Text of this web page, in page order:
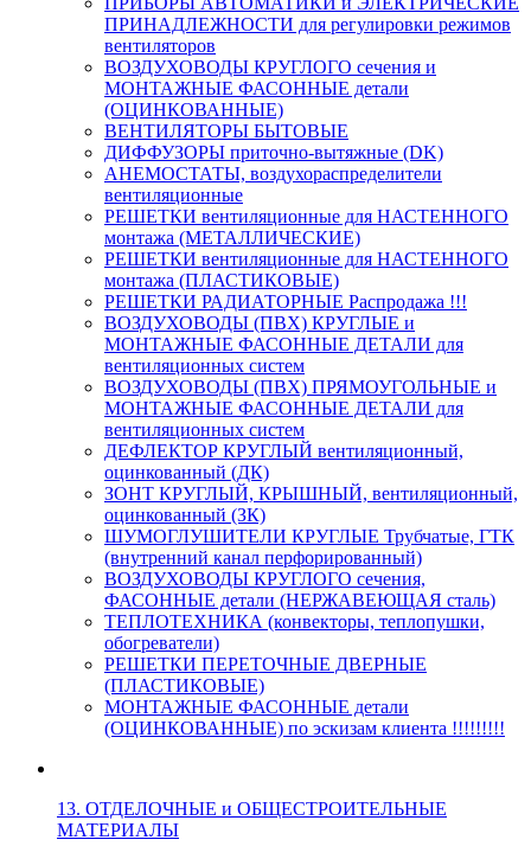
ПРИНАДЛЕЖНОСТИ для регулировки режимов
вентиляторов
ВОЗДУХОВОДЫ КРУГЛОГО сечения и
МОНТАЖНЫЕ ФАСОННЫЕ детали
(ОЦИНКОВАННЫЕ)
ВЕНТИЛЯТОРЫ БЫТОВЫЕ
ДИФФУЗОРЫ приточно-вытяжные (DK)
АНЕМОСТАТЫ, воздухораспределители
вентиляционные
РЕШЕТКИ вентиляционные для НАСТЕННОГО
монтажа (МЕТАЛЛИЧЕСКИЕ)
РЕШЕТКИ вентиляционные для НАСТЕННОГО
монтажа (ПЛАСТИКОВЫЕ)
РЕШЕТКИ РАДИАТОРНЫЕ Распродажа !!!
ВОЗДУХОВОДЫ (ПВХ) КРУГЛЫЕ и
МОНТАЖНЫЕ ФАСОННЫЕ ДЕТАЛИ для
вентиляционных систем
ВОЗДУХОВОДЫ (ПВХ) ПРЯМОУГОЛЬНЫЕ и
МОНТАЖНЫЕ ФАСОННЫЕ ДЕТАЛИ для
вентиляционных систем
ДЕФЛЕКТОР КРУГЛЫЙ вентиляционный,
оцинкованный (ДК)
ЗОНТ КРУГЛЫЙ, КРЫШНЫЙ, вентиляционный,
оцинкованный (ЗК)
ШУМОГЛУШИТЕЛИ КРУГЛЫЕ Трубчатые, ГТК
(внутренний канал перфорированный)
ВОЗДУХОВОДЫ КРУГЛОГО сечения,
ФАСОННЫЕ детали (НЕРЖАВЕЮЩАЯ сталь)
ТЕПЛОТЕХНИКА (конвекторы, теплопушки,
обогреватели)
РЕШЕТКИ ПЕРЕТОЧНЫЕ ДВЕРНЫЕ
(ПЛАСТИКОВЫЕ)
МОНТАЖНЫЕ ФАСОННЫЕ детали
(ОЦИНКОВАННЫЕ) по эскизам клиента !!!!!!!!!
13. ОТДЕЛОЧНЫЕ и ОБЩЕСТРОИТЕЛЬНЫЕ
МАТЕРИАЛЫ